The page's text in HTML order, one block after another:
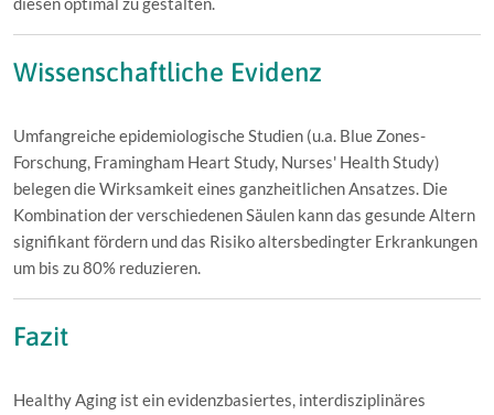
Wissenschaftliche Evidenz
Umfangreiche epidemiologische Studien (u.a. Blue Zones-
Forschung, Framingham Heart Study, Nurses' Health Study)
belegen die Wirksamkeit eines ganzheitlichen Ansatzes. Die
Kombination der verschiedenen Säulen kann das gesunde Altern
signifikant fördern und das Risiko altersbedingter Erkrankungen
um bis zu 80% reduzieren.
Fazit
Healthy Aging ist ein evidenzbasiertes, interdisziplinäres